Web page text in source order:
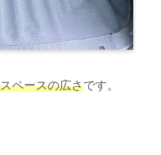
ペースの広さです。